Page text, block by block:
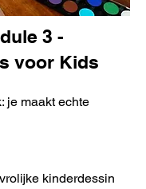
3 -
voor Kids
je maakt echte
kinderdessin